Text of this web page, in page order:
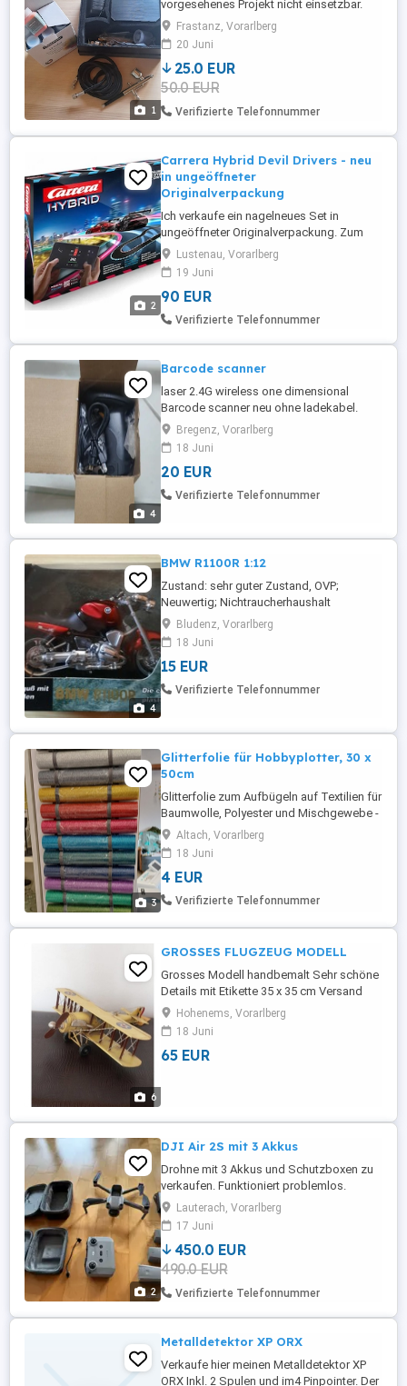
1
vorgesehenes Projekt nicht einsetzbar.
incl Farben
Frastanz, Vorarlberg
20 Juni
25.0 EUR
50.0 EUR
Verifizierte Telefonnummer
2
Carrera Hybrid Devil Drivers - neu
in ungeöffneter
Originalverpackung
Ich verkaufe ein nagelneues Set in
ungeöffneter Originalverpackung. Zum
Steuern der Fahrzeuge wird ein
Smartphone benötigt! Online sind jede
Menge Videos zu finden. Falls ihr dennoch
Fragen haben - jederzeit!
Lustenau, Vorarlberg
19 Juni
90 EUR
Verifizierte Telefonnummer
4
Barcode scanner
laser 2.4G wireless one dimensional
Barcode scanner neu ohne ladekabel.
Bregenz, Vorarlberg
18 Juni
20 EUR
Verifizierte Telefonnummer
4
BMW R1100R 1:12
Zustand: sehr guter Zustand, OVP;
Neuwertig; Nichtraucherhaushalt
Bludenz, Vorarlberg
18 Juni
15 EUR
Verifizierte Telefonnummer
3
Glitterfolie für Hobbyplotter, 30 x
50cm
Glitterfolie zum Aufbügeln auf Textilien für
Baumwolle, Polyester und Mischgewebe -
Ideal für kleine Plotter - bis 40 C waschbar
- Verarbeitung mit Bügeleisen oder Presse
- in vielen Farben lagernd Impressum:
Paulina, Altach, Achstrasse 1
Altach, Vorarlberg
18 Juni
4 EUR
Verifizierte Telefonnummer
6
GROSSES FLUGZEUG MODELL
Grosses Modell handbemalt Sehr schöne
Details mit Etikette 35 x 35 cm Versand
möglich
Hohenems, Vorarlberg
18 Juni
65 EUR
2
DJI Air 2S mit 3 Akkus
Drohne mit 3 Akkus und Schutzboxen zu
verkaufen. Funktioniert problemlos.
Lauterach, Vorarlberg
17 Juni
450.0 EUR
490.0 EUR
Verifizierte Telefonnummer
Metalldetektor XP ORX
Verkaufe hier meinen Metalldetektor XP
ORX Inkl. 2 Spulen und im4 Pinpointer. Der